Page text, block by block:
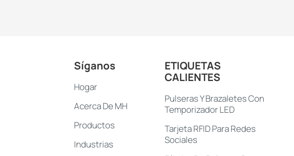
ETIQUETAS
CALIENTES
Pulseras Y Brazaletes Con
Temporizador LED
Tarjeta RFID Para Redes
Sociales
Síganos
Hogar
Acerca De MH
Productos
Industrias